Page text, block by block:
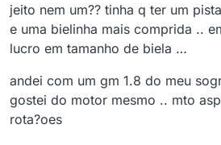
jeito nem um?? tinha q ter um
e uma bielinha mais comprida ..
lucro em tamanho de biela …
andei com um gm 1.8 do meu
gostei do motor mesmo .. mto
rota?oes